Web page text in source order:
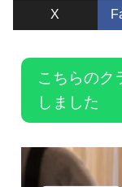
X
こちらのク
しました